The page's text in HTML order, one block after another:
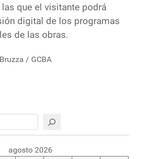
que el visitante podrá
digital de los programas
de las obras.
/ GCBA
Buscar
agosto 2026